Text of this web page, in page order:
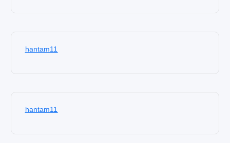
hantam11
hantam11